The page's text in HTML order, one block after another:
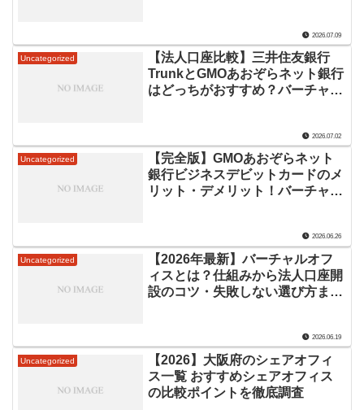
2026.07.09
Uncategorized
【法人口座比較】三井住友銀行
TrunkとGMOあおぞらネット銀行
はどっちがおすすめ？バーチャル
2026.07.02
Uncategorized
【完全版】GMOあおぞらネット
銀行ビジネスデビットカードのメ
リット・デメリット！バーチャル
2026.06.26
Uncategorized
【2026年最新】バーチャルオフ
ィスとは？仕組みから法人口座開
設のコツ・失敗しない選び方まで
2026.06.19
Uncategorized
【2026】大阪府のシェアオフィ
ス一覧 おすすめシェアオフィス
の比較ポイントを徹底調査